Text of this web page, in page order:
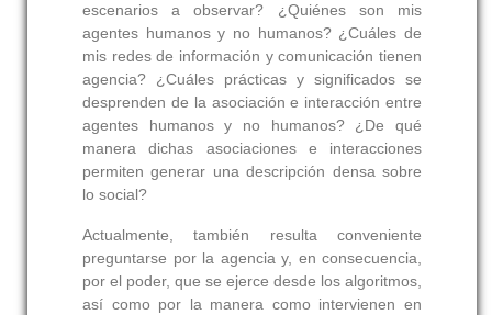
escenarios a observar? ¿Quiénes son mis
agentes humanos y no humanos? ¿Cuáles de
mis redes de información y comunicación tienen
agencia? ¿Cuáles prácticas y significados se
desprenden de la asociación e interacción entre
agentes humanos y no humanos? ¿De qué
manera dichas asociaciones e interacciones
permiten generar una descripción densa sobre
lo social?
Actualmente, también resulta conveniente
preguntarse por la agencia y, en consecuencia,
por el poder, que se ejerce desde los algoritmos,
así como por la manera como intervienen en